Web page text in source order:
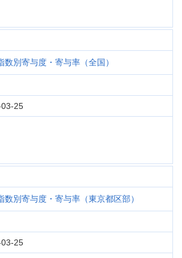
数別寄与度・寄与率（全国）
25
数別寄与度・寄与率（東京都区部）
25